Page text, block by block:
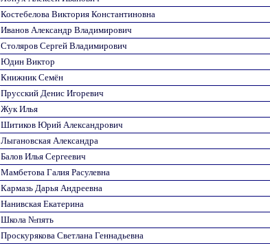
Костебелова Виктория Константиновна
Иванов Александр Владимирович
Столяров Сергей Владимирович
Юдин Виктор
Книжник Семён
Прусский Денис Игоревич
Жук Илья
Шитиков Юрий Александрович
Лыгановская Александра
Балов Илья Сергеевич
Мамбетова Галия Расулевна
Кармазь Дарья Андреевна
Нанивская Екатерина
Школа №пять
Проскурякова Светлана Геннадьевна